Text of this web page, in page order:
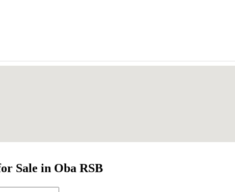
Sale in Oba RSB